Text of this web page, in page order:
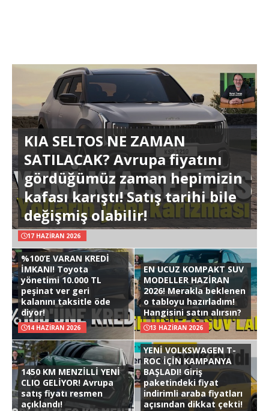
KIA SELTOS NE ZAMAN
SATILACAK? Avrupa fiyatını
gördüğümüz zaman hepimizin
kafası karıştı! Satış tarihi bile
değişmiş olabilir!
17 HAZIRAN 2026
%100’E VARAN KREDİ
İMKANI! Toyota
yönetimi 10.000 TL
peşinat ver geri
kalanını taksitle öde
diyor!
14 HAZIRAN 2026
EN UCUZ KOMPAKT SUV
MODELLER HAZİRAN
2026! Merakla beklenen
o tabloyu hazırladım!
Hangisini satın alırsın?
13 HAZIRAN 2026
1450 KM MENZİLLİ YENİ
CLIO GELİYOR! Avrupa
satış fiyatı resmen
açıklandı!
YENİ VOLKSWAGEN T-
ROC İÇİN KAMPANYA
BAŞLADI! Giriş
paketindeki fiyat
indirimli araba fiyatları
açısından dikkat çekti!